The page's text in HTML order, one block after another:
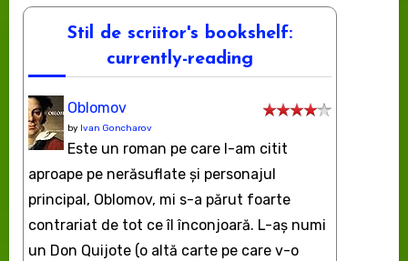
Stil de scriitor's bookshelf:
currently-reading
Oblomov
by Ivan Goncharov
Este un roman pe care l-am citit
aproape pe nerăsuflate şi personajul
principal, Oblomov, mi s-a părut foarte
contrariat de tot ce îl înconjoară. L-aş numi
un Don Quijote (o altă carte pe care v-o